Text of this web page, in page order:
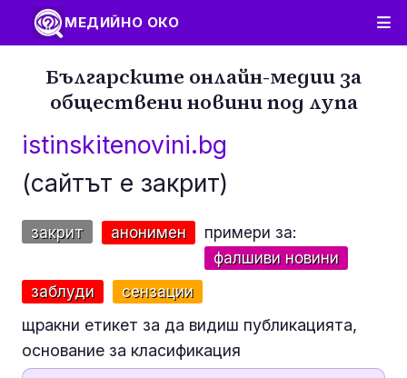
МЕДИЙНО ОКО
Българските онлайн-медии за
обществени новини под лупа
istinskitenovini.bg
(сайтът е закрит)
закрит анонимен
примери за:
фалшиви новини
заблуди
сензации
щракни етикет за да видиш публикацията,
основание за класификация